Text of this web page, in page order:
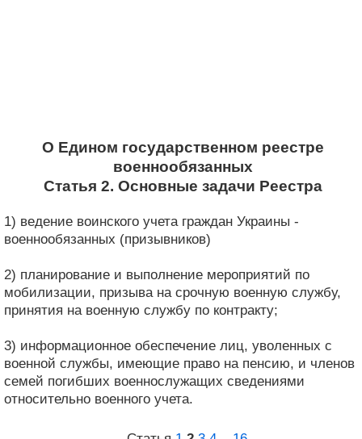
О Едином государственном реестре
военнообязанных
Статья 2. Основные задачи Реестра
1) ведение воинского учета граждан Украины -
военнообязанных (призывников)
2) планирование и выполнение мероприятий по
мобилизации, призыва на срочную военную службу,
принятия на военную службу по контракту;
3) информационное обеспечение лиц, уволенных с
военной службы, имеющие право на пенсию, и членов
семей погибших военнослужащих сведениями
относительно военного учета.